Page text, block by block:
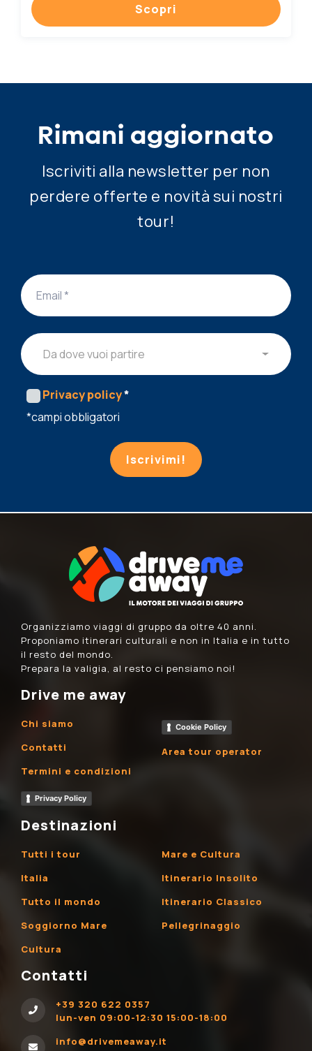
Scopri
Rimani aggiornato
Iscriviti alla newsletter per non
perdere offerte e novità sui nostri
tour!
Da dove vuoi partire
Privacy policy*
*campi obbligatori
Iscrivimi!
Organizziamo viaggi di gruppo da oltre 40 anni.
Proponiamo itinerari culturali e non in Italia e in tutto
il resto del mondo.
Prepara la valigia, al resto ci pensiamo noi!
Drive me away
Chi siamo
Contatti
Termini e condizioni
Privacy Policy
Cookie Policy
Area tour operator
Destinazioni
Tutti i tour
Italia
Tutto il mondo
Soggiorno Mare
Cultura
Mare e Cultura
Itinerario Insolito
Itinerario Classico
Pellegrinaggio
Contatti
+39 320 622 0357
lun-ven 09:00-12:30 15:00-18:00
info@drivemeaway.it